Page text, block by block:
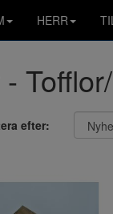
HERR
-
efter: